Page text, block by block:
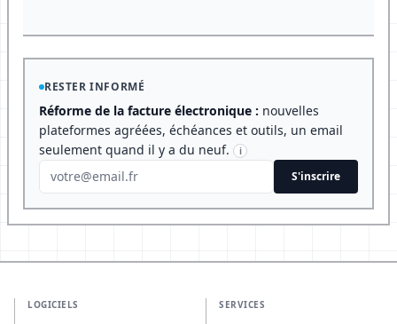
RESTER INFORMÉ
Réforme de la facture électronique : nouvelles
plateformes agréées, échéances et outils, un email
seulement quand il y a du neuf.
i
S'inscrire
LOGICIELS SERVICES